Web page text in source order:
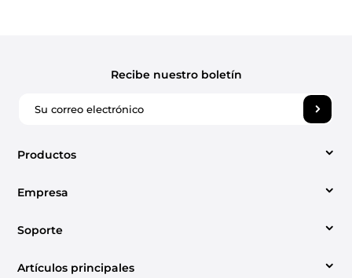
Productos
Video Converter
Artículos principales
Soporte
Centro de Soporte
Empresa
Sobre nosotros
Contáctanos
Recibe nuestro boletín